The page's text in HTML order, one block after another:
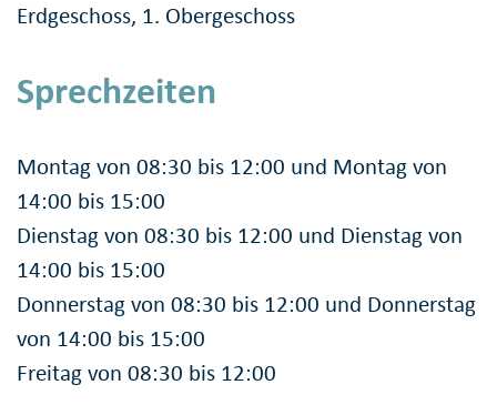
Erdgeschoss, 1. Obergeschoss
Sprechzeiten
Montag von 08:30 bis 12:00 und Montag von
14:00 bis 15:00
Dienstag von 08:30 bis 12:00 und Dienstag von
14:00 bis 15:00
Donnerstag von 08:30 bis 12:00 und Donnerstag
von 14:00 bis 15:00
Freitag von 08:30 bis 12:00